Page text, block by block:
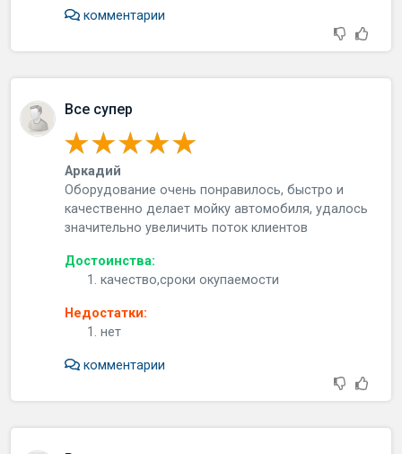
комментарии
Все супер
Аркадий
Оборудование очень понравилось, быстро и
качественно делает мойку автомобиля, удалось
значительно увеличить поток клиентов
Достоинства:
качество,сроки окупаемости
Недостатки:
нет
комментарии